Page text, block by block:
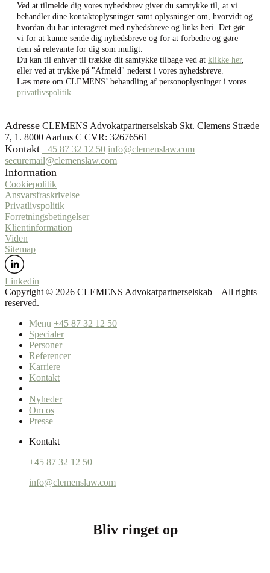
Ved at tilmelde dig vores nyhedsbrev giver du samtykke til, at vi
behandler dine kontaktoplysninger samt oplysninger om, hvorvidt og
hvordan du har interageret med nyhedsbreve og links heri. Det gør
vi for at kunne sende dig nyhedsbreve og for at forbedre og gøre
dem så relevante for dig som muligt.
Du kan til enhver til trække dit samtykke tilbage ved at klikke her,
eller ved at trykke på "Afmeld" nederst i vores nyhedsbreve.
Læs mere om CLEMENS’ behandling af personoplysninger i vores
privatlivspolitik.
Adresse CLEMENS Advokatpartnerselskab Skt. Clemens Stræde
7, 1. 8000 Aarhus C CVR: 32676561
Kontakt +45 87 32 12 50 info@clemenslaw.com
securemail@clemenslaw.com
Information
Cookiepolitik
Ansvarsfraskrivelse
Privatlivspolitik
Forretningsbetingelser
Klientinformation
Viden
Sitemap
Linkedin
Copyright ©️ 2026 CLEMENS Advokatpartnerselskab – All rights
reserved.
Menu +45 87 32 12 50
Specialer
Personer
Referencer
Karriere
Kontakt
Nyheder
Om os
Presse
Kontakt
+45 87 32 12 50
info@clemenslaw.com
Bliv ringet op